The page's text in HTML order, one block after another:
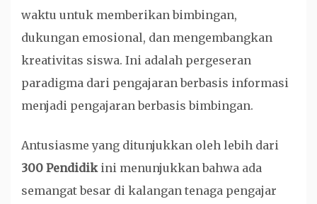
waktu untuk memberikan bimbingan,
dukungan emosional, dan mengembangkan
kreativitas siswa. Ini adalah pergeseran
paradigma dari pengajaran berbasis informasi
menjadi pengajaran berbasis bimbingan.
Antusiasme yang ditunjukkan oleh lebih dari
300 Pendidikini menunjukkan bahwa ada
semangat besar di kalangan tenaga pengajar